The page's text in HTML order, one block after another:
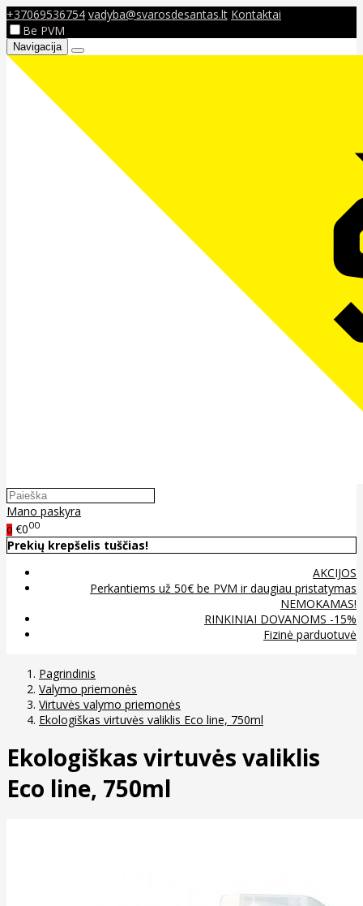
+37069536754 vadyba@svarosdesantas.lt Kontaktai
Be PVM
Navigacija
Mano paskyra
0 €000
Prekių krepšelis tuščias!
AKCIJOS
Perkantiems už 50€ be PVM ir daugiau pristatymas
NEMOKAMAS!
RINKINIAI DOVANOMS -15%
Fizinė parduotuvė
Pagrindinis
Valymo priemonės
Virtuvės valymo priemonės
Ekologiškas virtuvės valiklis Eco line, 750ml
Ekologiškas virtuvės valiklis
Eco line, 750ml